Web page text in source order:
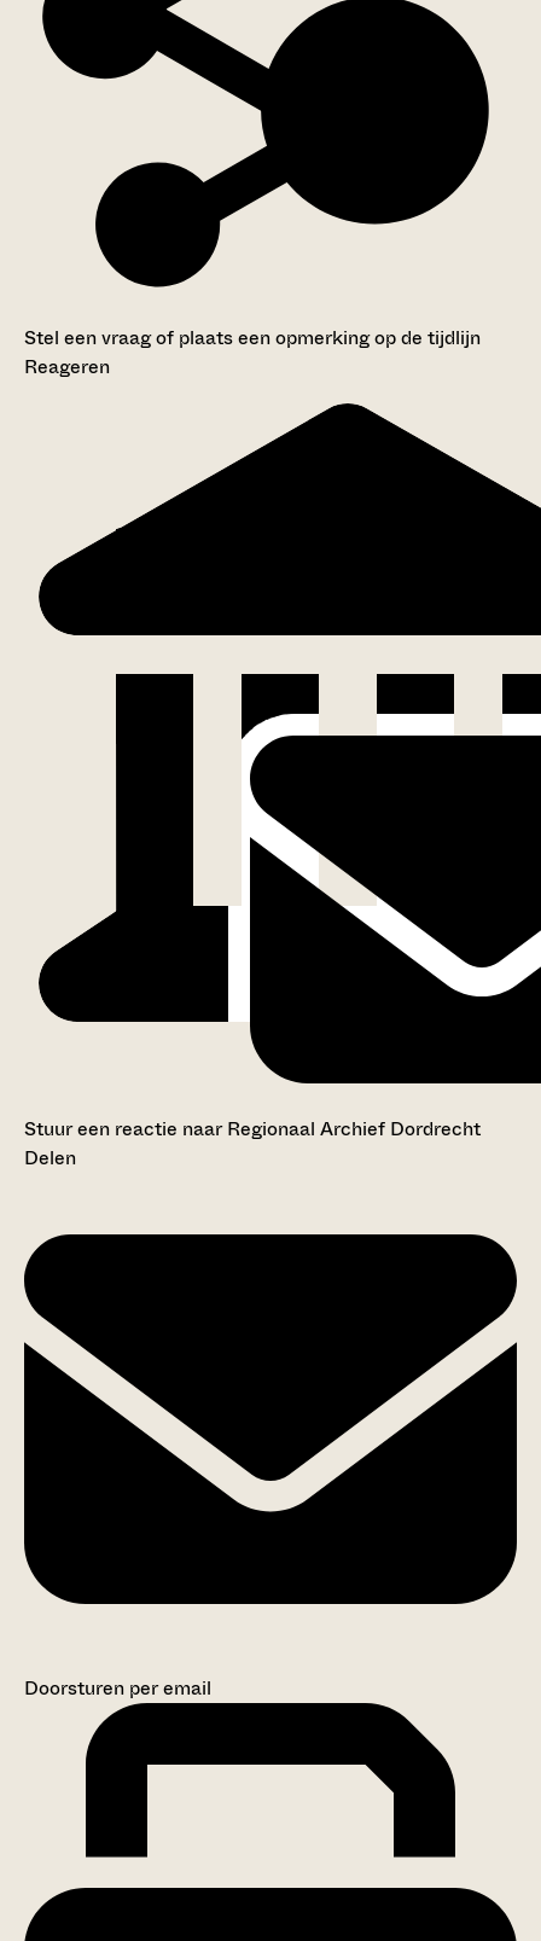
Stel een vraag of plaats een opmerking op de tijdlijn
Reageren
Stuur een reactie naar Regionaal Archief Dordrecht
Delen
Doorsturen per email